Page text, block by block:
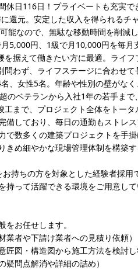
日116日！プライベートも充実で
還元。安定した収入を得られるチ
なので、無駄な移動時間を削減し
5,000円、1級で月10,000円を毎月
据えて働きたい方に最適。ライフ
わず、ライフステージに合わせて
、女性5名。年齢や性別の壁がなく
ベテランから入社1年の若手まで
まで、プロジェクト全体をトータ
しており、毎日の通勤もストレス
数多くの建築プロジェクトを手掛
きめ細やかな現場管理体制を構築
持ちの方を対象とした経験者採用
って活躍できる環境をご用意して
お任せします。
業者や下請け業者への見積り依頼）
匠図・構造図から施工方法を検討し
疑問点解消や詳細の詰め）